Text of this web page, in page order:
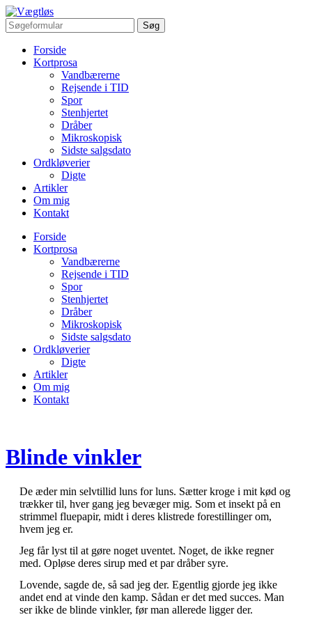
Forside
Kortprosa
Vandbærerne
Rejsende i TID
Spor
Stenhjertet
Dråber
Mikroskopisk
Sidste salgsdato
Ordkløverier
Digte
Artikler
Om mig
Kontakt
Forside
Kortprosa
Vandbærerne
Rejsende i TID
Spor
Stenhjertet
Dråber
Mikroskopisk
Sidste salgsdato
Ordkløverier
Digte
Artikler
Om mig
Kontakt
Blinde vinkler
De æder min selvtillid luns for luns. Sætter kroge i mit kød og
trækker til, hver gang jeg bevæger mig. Som et insekt på en
strimmel fluepapir, midt i deres klistrede forestillinger om,
hvem jeg er.
Jeg får lyst til at gøre noget uventet. Noget, de ikke regner
med. Opløse deres sirup med et par dråber syre.
Lovende, sagde de, så sad jeg der. Egentlig gjorde jeg ikke
andet end at vinde den kamp. Sådan er det med succes. Man
ser ikke de blinde vinkler, før man allerede ligger der.